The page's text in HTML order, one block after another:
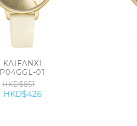
KAIFANXI
P04GGL-01
HKD$851
HKD$426